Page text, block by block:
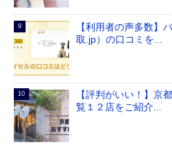
【利用者の声多数】
取.jp）の口コミを...
【評判がいい！】京
覧１２店をご紹介...